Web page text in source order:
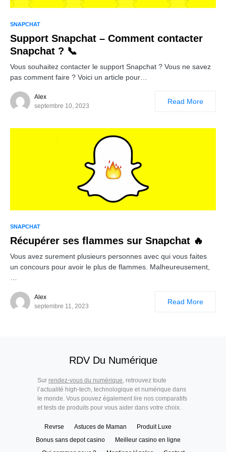
SNAPCHAT
Support Snapchat – Comment contacter
Snapchat ? 📞
Vous souhaitez contacter le support Snapchat ? Vous ne savez
pas comment faire ? Voici un article pour…
Alex
septembre 10, 2023
Read More
SNAPCHAT
Récupérer ses flammes sur Snapchat 🔥
Vous avez surement plusieurs personnes avec qui vous faites
un concours pour avoir le plus de flammes. Malheureusement,
Alex
septembre 11, 2023
Read More
RDV Du Numérique
Sur rendez-vous du numérique, retrouvez toute
l’actualité high-tech, technologique et numérique dans
le monde. Vous pouvez également lire nos comparatifs
et tests de produits pour vous aider dans votre choix.
Revrse Astuces de Maman
Produit Luxe
Bonus sans depot casino
Meilleur casino en ligne